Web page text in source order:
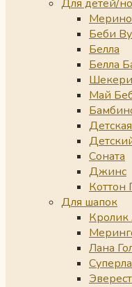
Для детей/
Беби
Белла
Белла
Май
Соната
Джинс
Коттон
Для шапок
Кролик
Лана
Эверест